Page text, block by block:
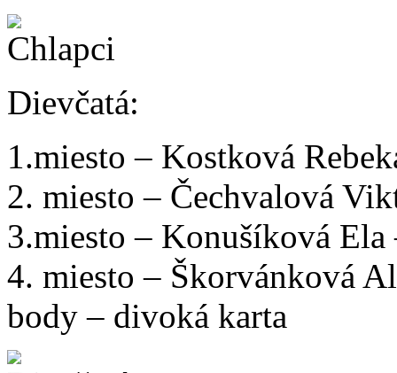
Dievčatá:
1.miesto – Kostková
2. miesto – Čechvalová
3.miesto – Konušíková
4. miesto – Škorvánková
body – divoká karta